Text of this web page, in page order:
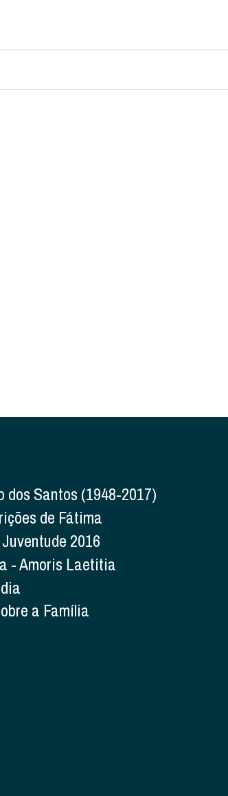
dos Santos (1948-2017)
de Fátima
2016
- Amoris Laetitia
a Família